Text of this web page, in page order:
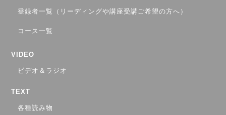
登録者一覧（リーディングや講座受講ご希望の方へ）
コース一覧
VIDEO
ビデオ＆ラジオ
TEXT
各種読み物